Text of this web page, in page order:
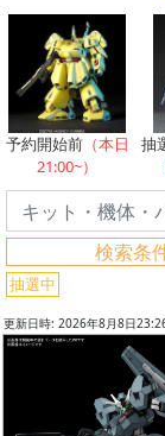
予約開始前（本日
21:00~）
抽
検索条
抽選中
更新日時: 2026年8月8日